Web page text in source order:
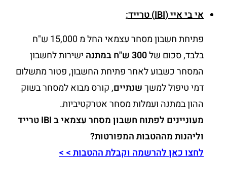
אי בי איי (IBI) טרייד
:
פתיחת חשבון מסחר עצמאי החל מ 15,000 ש"ח
בלבד, סכום של300 ש"ח במתנה
ישירות לחשבון
המסחר כשבוע לאחר פתיחת החשבון, פטור מתשלום
דמי טיפול למשךשנתיים, קורס מבוא למסחר בשוק
ההון במתנה ועמלות מסחר אטרקטיביות.
מעוניינים לפתוח חשבון מסחר עצמאי ב IBI טרייד
וליהנות מההטבות המפורטות?
לחצו כאן להרשמה וקבלת ההטבות > >